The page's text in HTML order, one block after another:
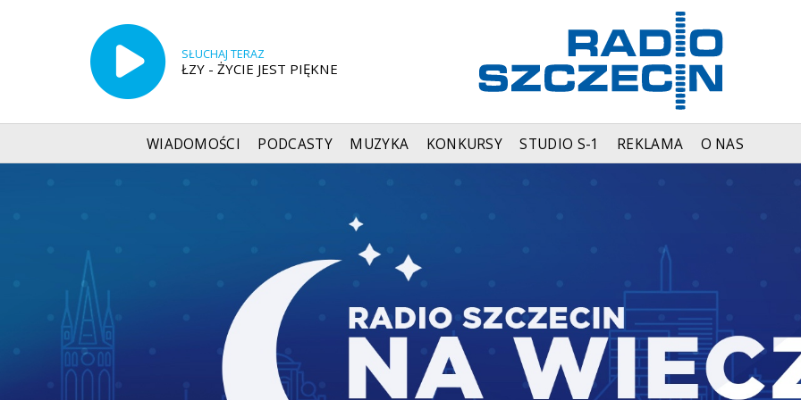
SŁUCHAJ TERAZ
ŁZY - ŻYCIE JEST PIĘKNE
WIADOMOŚCI PODCASTY MUZYKA KONKURSY STUDIO S-1 REKLAMA O NAS